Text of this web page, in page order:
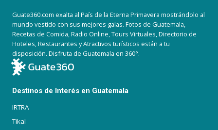
Guate360.com exalta al País de la Eterna Primavera mostrándolo al
mundo vestido con sus mejores galas. Fotos de Guatemala,
Recetas de Comida, Radio Online, Tours Virtuales, Directorio de
Hoteles, Restaurantes y Atractivos turísticos están a tu
disposición. Disfruta de Guatemala en 360°.
Destinos de Interés en Guatemala
IRTRA
Tikal